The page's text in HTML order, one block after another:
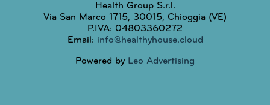
Health Group S.r.l.
Via San Marco 1715, 30015, Chioggia (VE)
P.IVA: 04803360272
Email: info@healthyhouse.cloud
Powered by Leo Advertising